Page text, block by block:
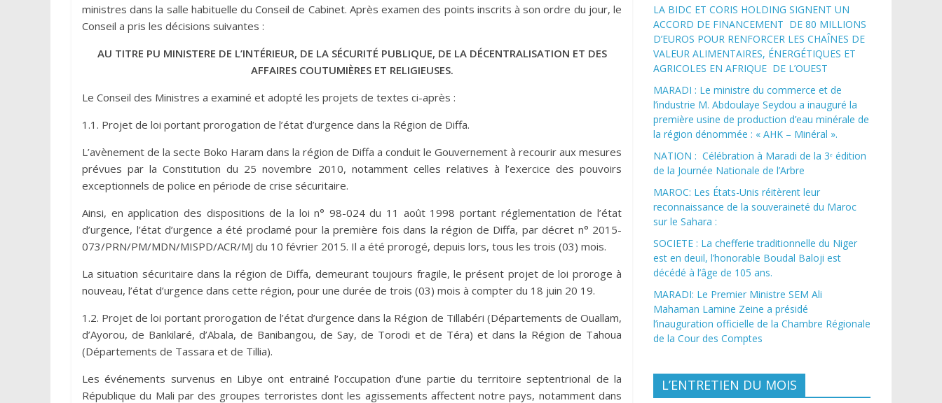
ministres dans la salle habituelle du Conseil de Cabinet. Après examen des points inscrits à son ordre du jour, le
Conseil a pris les décisions suivantes :
AU TITRE PU MINISTERE DE L’INTÉRIEUR, DE LA SÉCURITÉ PUBLIQUE, DE LA DÉCENTRALISATION ET DES
AFFAIRES COUTUMIÈRES ET RELIGIEUSES.
Le Conseil des Ministres a examiné et adopté les projets de textes ci-après :
1.1. Projet de loi portant prorogation de l’état d’urgence dans la Région de Diffa.
L’avènement de la secte Boko Haram dans la région de Diffa a conduit le Gouvernement à recourir aux mesures
prévues par la Constitution du 25 novembre 2010, notamment celles relatives à l’exercice des pouvoirs
exceptionnels de police en période de crise sécuritaire.
Ainsi, en application des dispositions de la loi n° 98-024 du 11 août 1998 portant réglementation de l’état
d’urgence, l’état d’urgence a été proclamé pour la première fois dans la région de Diffa, par décret n° 2015-
073/PRN/PM/MDN/MISPD/ACR/MJ du 10 février 2015. Il a été prorogé, depuis lors, tous les trois (03) mois.
La situation sécuritaire dans la région de Diffa, demeurant toujours fragile, le présent projet de loi proroge à
nouveau, l’état d’urgence dans cette région, pour une durée de trois (03) mois à compter du 18 juin 20 19.
1.2. Projet de loi portant prorogation de l’état d’urgence dans la Région de Tillabéri (Départements de Ouallam,
d’Ayorou, de Bankilaré, d’Abala, de Banibangou, de Say, de Torodi et de Téra) et dans la Région de Tahoua
(Départements de Tassara et de Tillia).
Les événements survenus en Libye ont entrainé l’occupation d’une partie du territoire septentrional de la
République du Mali par des groupes terroristes dont les agissements affectent notre pays, notamment dans
LA BIDC ET CORIS HOLDING SIGNENT UN
ACCORD DE FINANCEMENT DE 80 MILLIONS
D’EUROS POUR RENFORCER LES CHAÎNES DE
VALEUR ALIMENTAIRES, ÉNERGÉTIQUES ET
AGRICOLES EN AFRIQUE DE L’OUEST
MARADI : Le ministre du commerce et de
l’industrie M. Abdoulaye Seydou a inauguré la
première usine de production d’eau minérale de
la région dénommée : « AHK – Minéral ».
NATION : Célébration à Maradi de la 3ᵉ édition
de la Journée Nationale de l’Arbre
MAROC: Les États-Unis réitèrent leur
reconnaissance de la souveraineté du Maroc
sur le Sahara :
SOCIETE : La chefferie traditionnelle du Niger
est en deuil, l’honorable Boudal Baloji est
décédé à l’âge de 105 ans.
MARADI: Le Premier Ministre SEM Ali
Mahaman Lamine Zeine a présidé
l’inauguration officielle de la Chambre Régionale
de la Cour des Comptes
L’ENTRETIEN DU MOIS